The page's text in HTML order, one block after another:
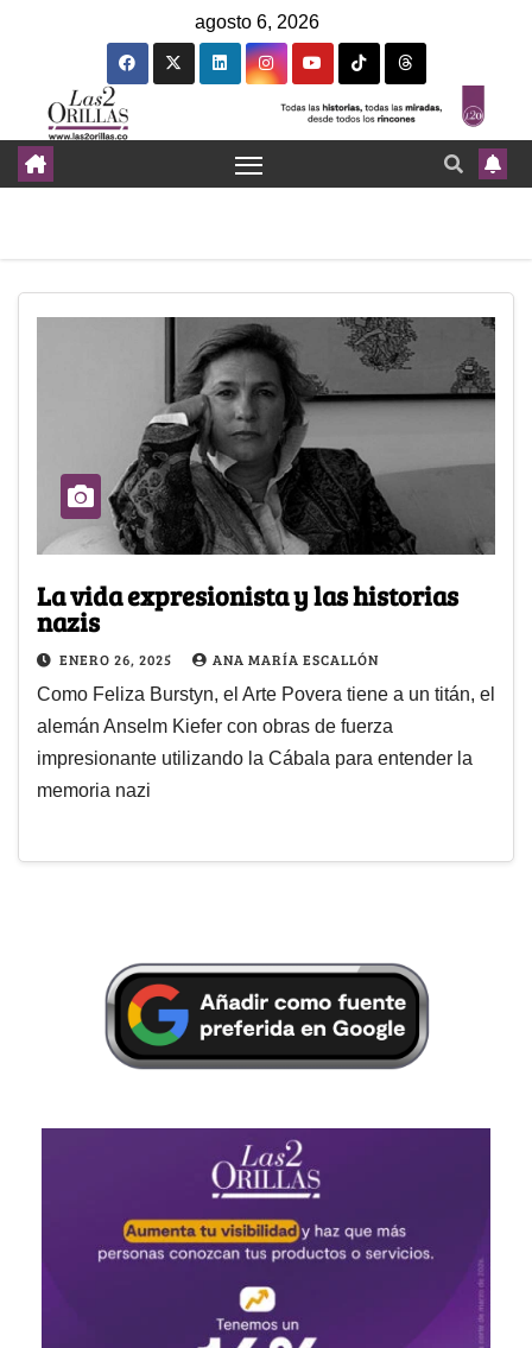
agosto 6, 2026
La vida expresionista y las historias
nazis
ENERO 26, 2025 ANA MARÍA ESCALLÓN
Como Feliza Burstyn, el Arte Povera tiene a un titán, el
alemán Anselm Kiefer con obras de fuerza
impresionante utilizando la Cábala para entender la
memoria nazi